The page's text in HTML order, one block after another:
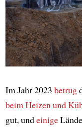
Im Jahr 2023 betrug
beim Heizen und
gut, undeinige